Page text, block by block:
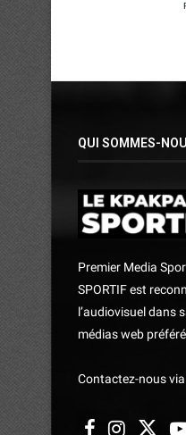
QUI SOMMES-
Premier Media
SPORTIF est
l’audiovisuel dans
médias web
Contactez-nous via